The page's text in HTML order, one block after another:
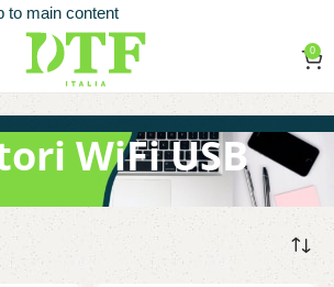
to main content
0
WiFi USB